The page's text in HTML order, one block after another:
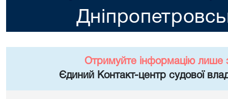
Отримуйте інформацію лише
Єдиний Контакт-центр судової